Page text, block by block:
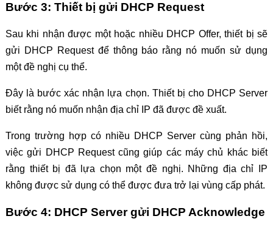
Bước 3: Thiết bị gửi DHCP Request
Sau khi nhận được một hoặc nhiều DHCP Offer, thiết bị sẽ
gửi DHCP Request để thông báo rằng nó muốn sử dụng
một đề nghị cụ thể.
Đây là bước xác nhận lựa chọn. Thiết bị cho DHCP Server
biết rằng nó muốn nhận địa chỉ IP đã được đề xuất.
Trong trường hợp có nhiều DHCP Server cùng phản hồi,
việc gửi DHCP Request cũng giúp các máy chủ khác biết
rằng thiết bị đã lựa chọn một đề nghị. Những địa chỉ IP
không được sử dụng có thể được đưa trở lại vùng cấp phát.
Bước 4: DHCP Server gửi DHCP Acknowledge